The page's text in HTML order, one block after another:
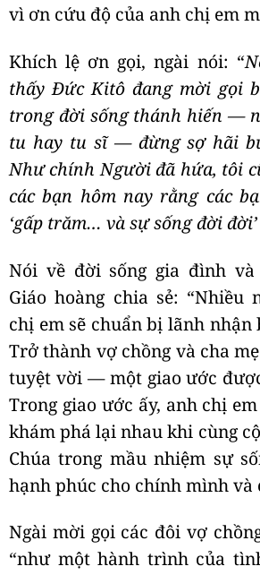
vì ơn cứu độ của anh chị em
Khích lệ ơn gọi, ngài nói: “
thấy Đức Kitô đang mời gọi
trong đời sống thánh hiến —
tu hay tu sĩ — đừng sợ hãi
Như chính Người đã hứa, tôi
các bạn hôm nay rằng các
‘gấp trăm… và sự sống đời đời’
Nói về đời sống gia đình
Giáo hoàng chia sẻ: “Nhiều
chị em sẽ chuẩn bị lãnh
Trở thành vợ chồng và cha
tuyệt vời — một giao ước
Trong giao ước ấy, anh chị
khám phá lại nhau khi cùng
Chúa trong mầu nhiệm sự
hạnh phúc cho chính mình và
Ngài mời gọi các đôi vợ
“như một hành trình của